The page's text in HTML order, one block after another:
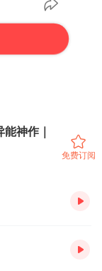
神作｜
免费订阅